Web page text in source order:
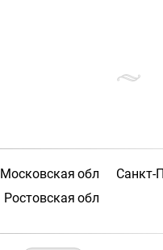
Московская обл Санкт-
Ростовская обл